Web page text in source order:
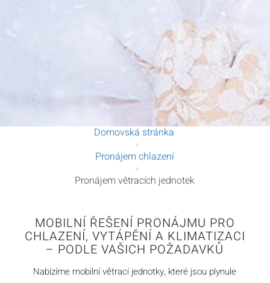
Domovská stránka
»
Pronájem chlazení
»
Pronájem větracích jednotek
MOBILNÍ ŘEŠENÍ PRONÁJMU PRO
CHLAZENÍ, VYTÁPĚNÍ A KLIMATIZACI
– PODLE VAŠICH POŽADAVKŮ
Nabízíme mobilní větrací jednotky, které jsou plynule